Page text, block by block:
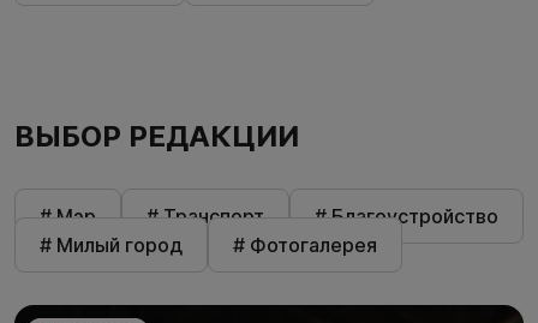
ВЫБОР РЕДАКЦИИ
# Мэр # Транспорт
# Благоустройство
# Милый город
# Фотогалерея